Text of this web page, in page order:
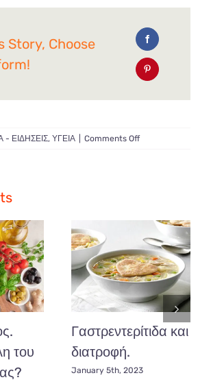
Story, Choose
- ΕΙΔΗΣΕΙΣ, ΥΓΕΙΑ Comments Offon
να
του
Γαστρεντερίτιδα και
διατροφή.
January 5th, 2023